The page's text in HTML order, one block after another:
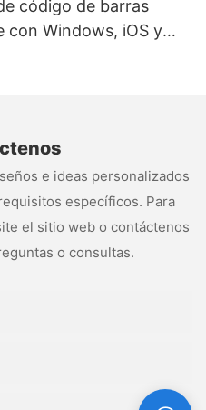
código de barras
con Windows, iOS y
e ideas personalizados
específicos. Para
el sitio web o contáctenos
o consultas.